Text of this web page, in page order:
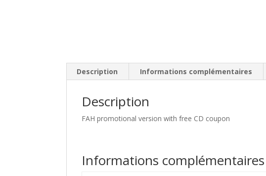
Description Informations complémentaires
Description
FAH promotional version with free CD coupon
Informations complémentaires